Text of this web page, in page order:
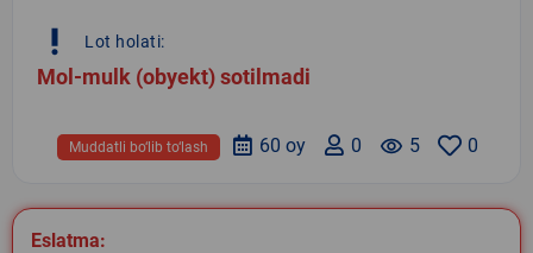
priority_high Lot holati:
Mol-mulk (obyekt) sotilmadi
0
remove_red_eye 5
0
60 oy
Muddatli bo‘lib to‘lash
Eslatma: